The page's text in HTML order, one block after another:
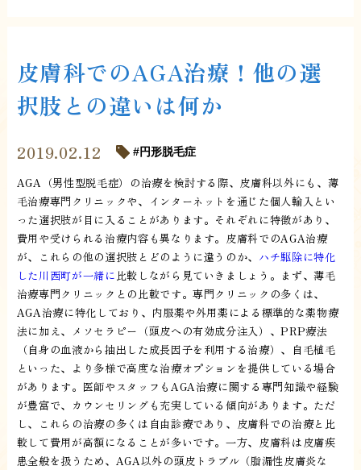
皮膚科でのAGA治療！他の選
択肢との違いは何か
2019.02.12 円形脱毛症
AGA（男性型脱毛症）の治療を検討する際、皮膚科以外にも、薄
毛治療専門クリニックや、インターネットを通じた個人輸入とい
った選択肢が目に入ることがあります。それぞれに特徴があり、
費用や受けられる治療内容も異なります。皮膚科でのAGA治療
が、これらの他の選択肢とどのように違うのか、 ハチ駆除に特化
した川西町が一緒に 比較しながら見ていきましょう。まず、薄毛
治療専門クリニックとの比較です。専門クリニックの多くは、
AGA治療に特化しており、内服薬や外用薬による標準的な薬物療
法に加え、メソセラピー（頭皮への有効成分注入）、PRP療法
（自身の血液から抽出した成長因子を利用する治療）、自毛植毛
といった、より多様で高度な治療オプションを提供している場合
があります。医師やスタッフもAGA治療に関する専門知識や経験
が豊富で、カウンセリングも充実している傾向があります。ただ
し、これらの治療の多くは自由診療であり、皮膚科での治療と比
較して費用が高額になることが多いです。一方、皮膚科は皮膚疾
患全般を扱うため、AGA以外の頭皮トラブル（脂漏性皮膚炎な